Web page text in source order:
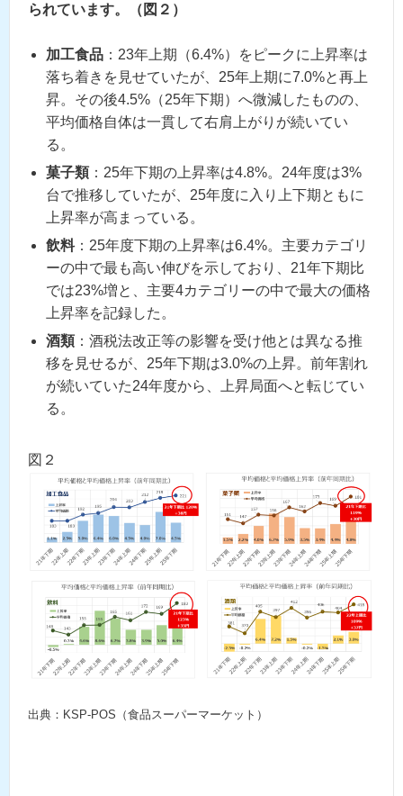
られています。（図２）
加工食品 ：23年上期（6.4%）をピークに上昇率は
落ち着きを見せていたが、25年上期に7.0%と再上
昇。その後4.5%（25年下期）へ微減したものの、
平均価格自体は一貫して右肩上がりが続いてい
る。
菓子類：25年下期の上昇率は4.8%。24年度は3%
台で推移していたが、25年度に入り上下期ともに
上昇率が高まっている。
飲料：25年度下期の上昇率は6.4%。主要カテゴリ
ーの中で最も高い伸びを示しており、21年下期比
では23%増と、主要4カテゴリーの中で最大の価格
上昇率を記録した。
酒類：酒税法改正等の影響を受け他とは異なる推
移を見せるが、25年下期は3.0%の上昇。前年割れ
が続いていた24年度から、上昇局面へと転じてい
る。
図２
出典：KSP-POS（食品スーパーマーケット）